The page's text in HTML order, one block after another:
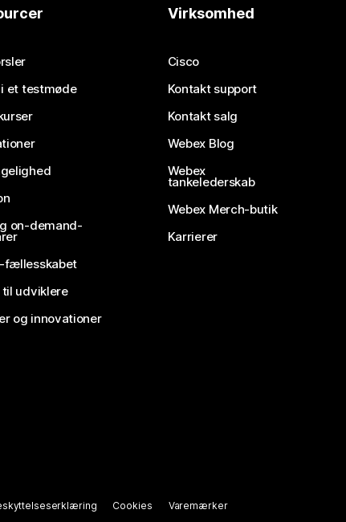
et testmøde
on-demand-
fællesskabet
til udviklere
og innovationer
Virksomhed
Cisco
Kontakt support
Kontakt salg
Webex Blog
Webex
tankelederskab
Webex Merch-butik
Karrierer
Cookies Varemærker